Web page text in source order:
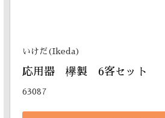
いけだ(Ikeda)
応用器　欅製　6客セット
63087